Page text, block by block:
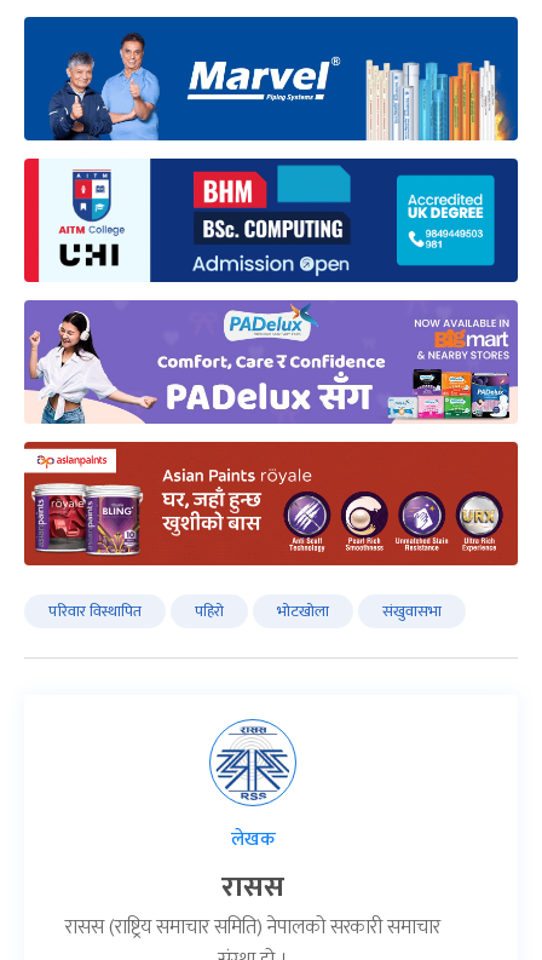
परिवार विस्थापित पहिरो भोटखोला संखुवासभा
लेखक
रासस
रासस (राष्ट्रिय समाचार समिति) नेपालको सरकारी समाचार